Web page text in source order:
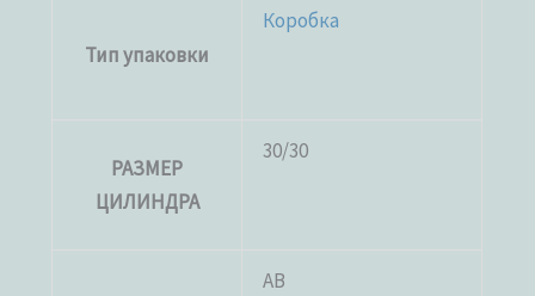
Тип упаковки
Коробка
РАЗМЕР
ЦИЛИНДРА
30/30
AB